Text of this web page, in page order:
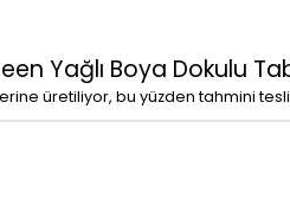
Yağlı Boya Dokulu
üretiliyor, bu yüzden tahmini